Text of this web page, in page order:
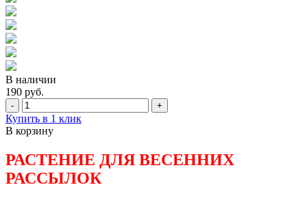
В наличии
190 руб.
- +
Купить в 1 клик
В корзину
РАСТЕНИЕ ДЛЯ ВЕСЕННИХ
РАССЫЛОК